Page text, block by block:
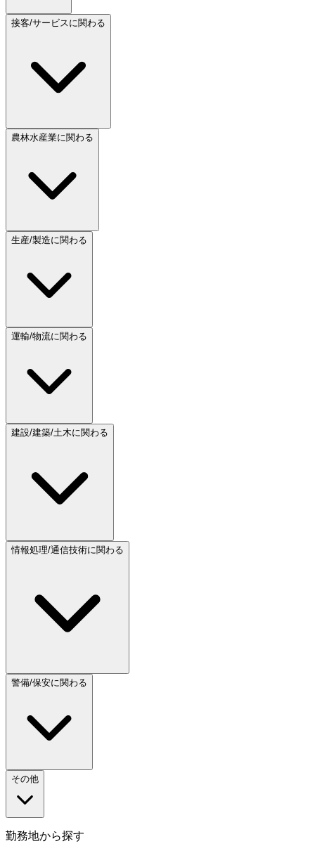
接客/サービスに関わる
農林水産業に関わる
生産/製造に関わる
運輸/物流に関わる
建設/建築/土木に関わる
情報処理/通信技術に関わる
警備/保安に関わる
その他
勤務地から探す